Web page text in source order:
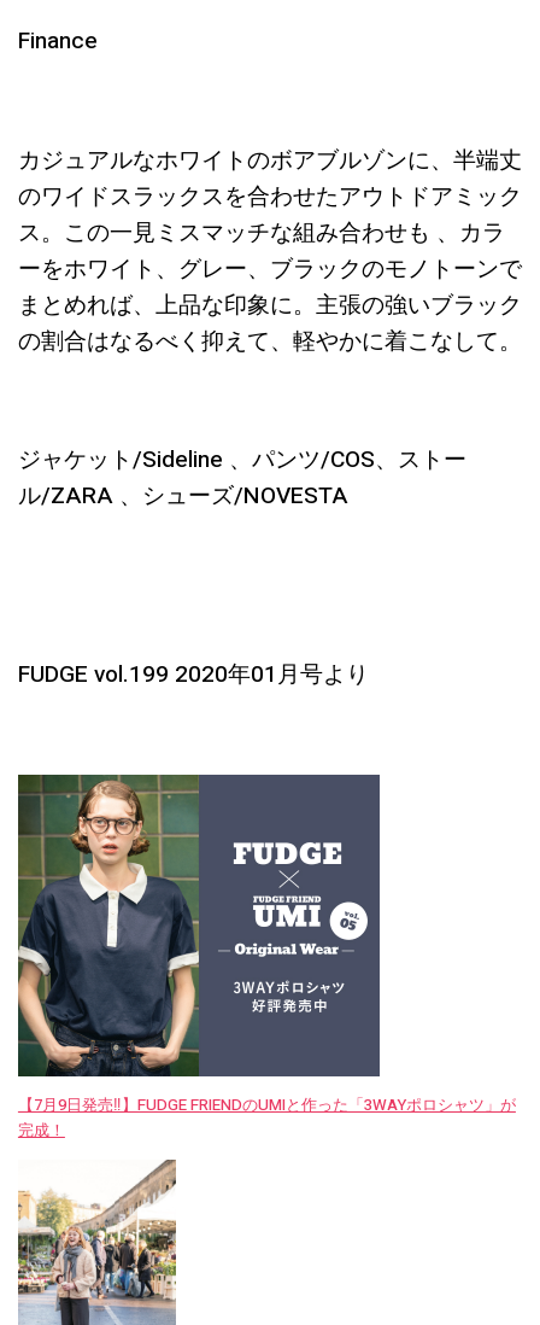
Finance
カジュアルなホワイトのボアブルゾンに、半端丈
のワイドスラックスを合わせたアウトドアミック
ス。この一見ミスマッチな組み合わせも 、カラ
ーをホワイト、グレー、ブラックのモノトーンで
まとめれば、上品な印象に。主張の強いブラック
の割合はなるべく抑えて、軽やかに着こなして。
ジャケット/Sideline 、パンツ/COS、ストー
ル/ZARA 、シューズ/NOVESTA
FUDGE vol.199 2020年01月号より
【7月9日発売‼︎】FUDGE FRIENDのUMIと作った「3WAYポロシャツ」が
完成！